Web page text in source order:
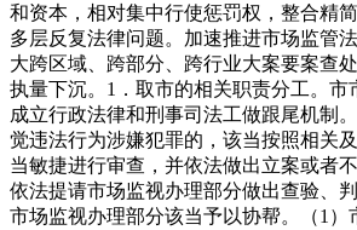
和资本，相对集中行使惩罚权，整合精
多层反复法律问题。加速推进市场监管
大跨区域、跨部分、跨行业大案要案查
执量下沉。1．取市的相关职责分工。市
成立行政法律和刑事司法工做跟尾机制
觉违法行为涉嫌犯罪的，该当按照相关
当敏捷进行审查，并依法做出立案或者
依法提请市场监视办理部分做出查验、
市场监视办理部分该当予以协帮。（1）